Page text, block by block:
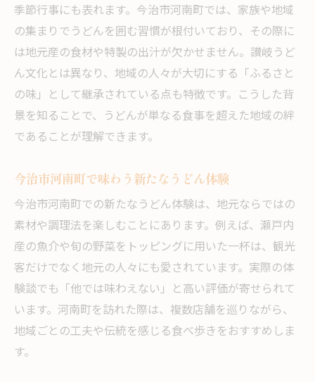
季節行事にも表れます。今治市河南町では、家族や地域
の集まりでうどんを囲む習慣が根付いており、その際に
は地元産の食材や特製の出汁が欠かせません。讃岐うど
ん文化とは異なり、地域の人々が大切にする「ふるさと
の味」として継承されている点も特徴です。こうした背
景を知ることで、うどんが単なる食事を超えた地域の絆
であることが理解できます。
今治市河南町で味わう新たなうどん体験
今治市河南町での新たなうどん体験は、地元ならではの
素材や調理法を楽しむことにあります。例えば、瀬戸内
産の魚介や旬の野菜をトッピングに用いた一杯は、観光
客だけでなく地元の人々にも愛されています。実際の体
験談でも「他では味わえない」と高い評価が寄せられて
います。河南町を訪れた際は、複数店舗を巡りながら、
地域ごとの工夫や伝統を感じる食べ歩きをおすすめしま
す。